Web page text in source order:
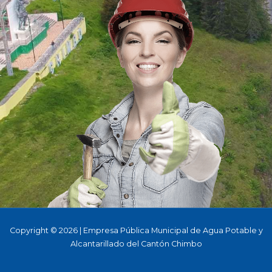
Copyright © 2026 | Empresa Pública Municipal de Agua Potable y
Alcantarillado del Cantón Chimbo